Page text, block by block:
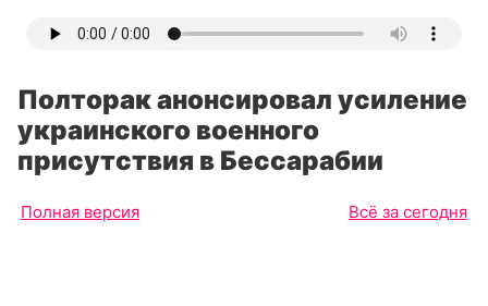
Полторак анонсировал усиление
украинского военного
присутствия в Бессарабии
Полная версия Всё за сегодня